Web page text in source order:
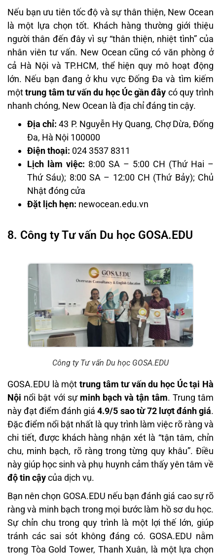
Nếu bạn ưu tiên tốc độ và sự thân thiện, New Ocean
là một lựa chọn tốt. Khách hàng thường giới thiệu
người thân đến đây vì sự “thân thiện, nhiệt tình” của
nhân viên tư vấn. New Ocean cũng có văn phòng ở
cả Hà Nội và TP.HCM, thể hiện quy mô hoạt động
lớn. Nếu bạn đang ở khu vực Đống Đa và tìm kiếm
mộttrung tâm tư vấn du học Úc gần đây có quy trình
nhanh chóng, New Ocean là địa chỉ đáng tin cậy.
Địa chỉ: 43 P. Nguyễn Hy Quang, Chợ Dừa, Đống
Đa, Hà Nội 100000
Điện thoại: 024 3537 8311
Lịch làm việc: 8:00 SA – 5:00 CH (Thứ Hai –
Thứ Sáu); 8:00 SA – 12:00 CH (Thứ Bảy); Chủ
Nhật đóng cửa
Đặt lịch hẹn: newocean.edu.vn
8. Công ty Tư vấn Du học GOSA.EDU
Công ty Tư vấn Du học GOSA.EDU
GOSA.EDU là một trung tâm tư vấn du học Úc tại Hà
Nội nổi bật với sự minh bạch và tận tâm. Trung tâm
này đạt điểm đánh giá4.9/5 sao từ 72 lượt đánh giá.
Đặc điểm nổi bật nhất là quy trình làm việc rõ ràng và
chi tiết, được khách hàng nhận xét là “tận tâm, chỉn
chu, minh bạch, rõ ràng trong từng quy khâu”. Điều
này giúp học sinh và phụ huynh cảm thấy yên tâm về
độ tin cậycủa dịch vụ.
Bạn nên chọn GOSA.EDU nếu bạn đánh giá cao sự rõ
ràng và minh bạch trong mọi bước làm hồ sơ du học.
Sự chỉn chu trong quy trình là một lợi thế lớn, giúp
tránh các sai sót không đáng có. GOSA.EDU nằm
trong Tòa Gold Tower, Thanh Xuân, là một lựa chọn